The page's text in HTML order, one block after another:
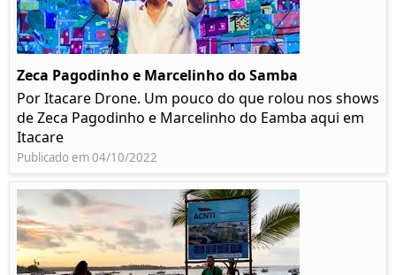
Zeca Pagodinho e Marcelinho do Samba
Por Itacare Drone. Um pouco do que rolou nos shows
de Zeca Pagodinho e Marcelinho do Eamba aqui em
Itacare
Publicado em 04/10/2022